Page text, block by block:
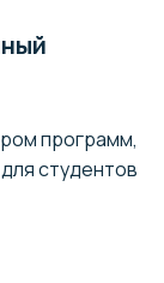
программ,
студентов